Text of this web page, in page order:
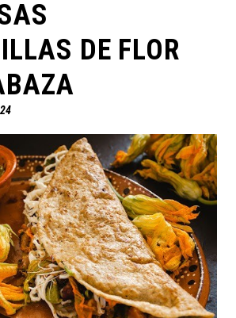
DE FLOR